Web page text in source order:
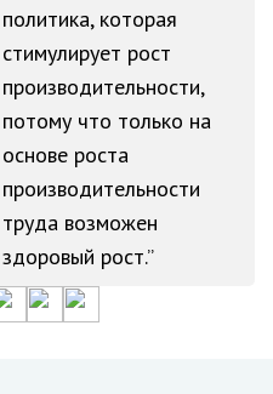
политика, которая
стимулирует рост
производительности,
потому что только на
основе роста
производительности
труда возможен
здоровый рост.